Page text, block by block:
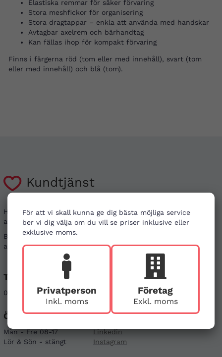
För att vi skall kunna ge dig bästa möjliga service
ber vi dig välja om du vill se priser inklusive eller
exklusive moms.
Privatperson
Inkl. moms
Företag
Exkl. moms
Elastiska remmar för säker förvaring
Stora meshfickor för organisering
Stora dragtappar – enkla att använda med handskar
Avtagbar axelrem och bärhandtag
Kan fällas ihop för kompakt förvaring
Finns i färgerna röd (tom eller med innehåll), svart (tom
eller med innehåll) och blå (tom).
Kundtjänst
Har du frågor kring din beställning, eller i behov
av vägledning?
Besök gärna våravanliga frågor
att kontakta oss genom alternativen nedan.
Telefon
08-121 464 90 info@firstaid.se
Öppettider
Mån - Fre 08-17
Lör & Sön - stängt
Sociala medier
Linkedin
Instagram